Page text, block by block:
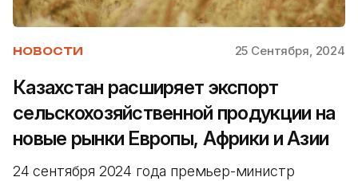
НОВОСТИ 25 Сентября, 2024
Казахстан расширяет экспорт
сельскохозяйственной продукции на
новые рынки Европы, Африки и Азии
24 сентября 2024 года премьер-министр